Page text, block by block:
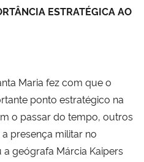
ESTRATÉGICA AO
Maria fez com que o
ponto estratégico na
o passar do tempo, outros
presença militar no
geógrafa Márcia Kaipers